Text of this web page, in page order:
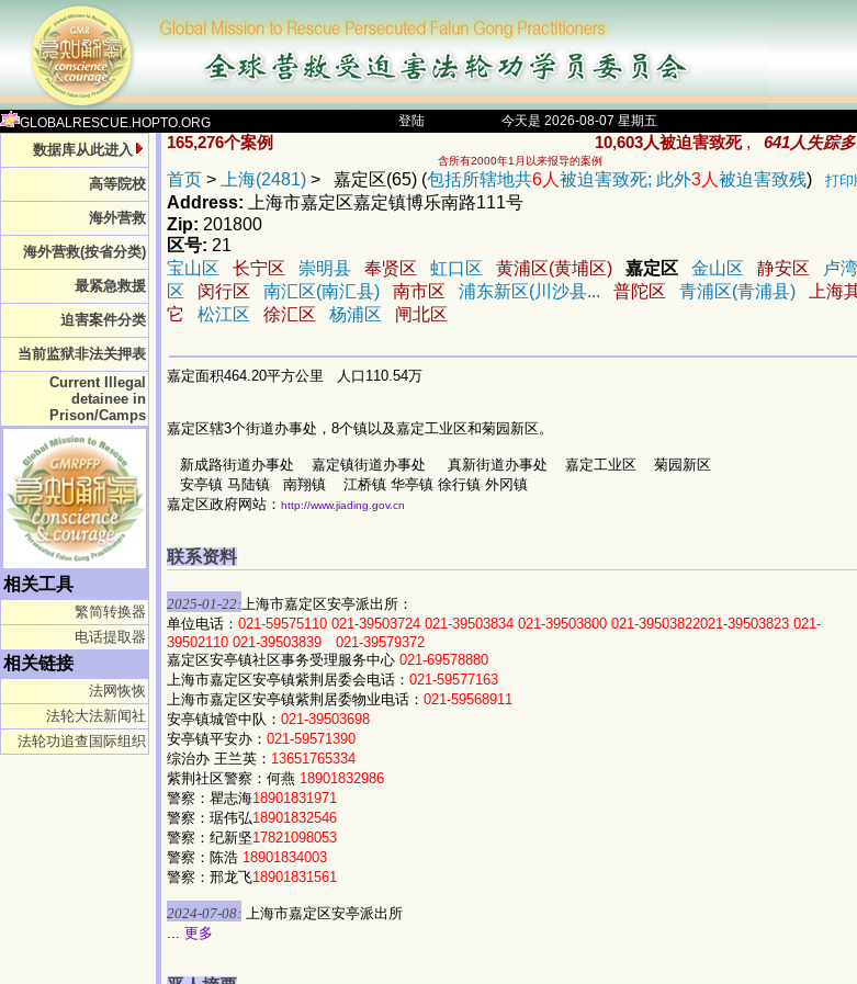
GLOBALRESCUE.HOPTO.ORG 登陆 今天是 2026-08-07 星期五
数据库从此进入
高等院校
海外营救
海外营救(按省分类)
最紧急救援
迫害案件分类
当前监狱非法关押表
Current Illegal
detainee in
Prison/Camps
相关工具
繁简转换器
电话提取器
相关链接
法网恢恢
法轮大法新闻社
法轮功追查国际组织
165,276个案例 10,603人被迫害致死 , 641人失踪
含所有2000年1月以来报导的案例
首页 > 上海(2481) > 嘉定区(65) (包括所辖地共6人 被迫害致死; 此外3人 被迫害致残) 打印
Address:
上海市嘉定区嘉定镇博乐南路111号
Zip: 201800
区号: 21
宝山区
长宁区 崇明县 奉贤区 虹口区 黄浦区(黄埔区) 嘉定区 金山区 静安区
卢湾
区
闵行区 南汇区(南汇县) 南市区 浦东新区(川沙县... 普陀区 青浦区(青浦县)
上海
它
松江区 徐汇区 杨浦区 闸北区
嘉定面积464.20平方公里 人口110.54万
嘉定区辖3个街道办事处，8个镇以及嘉定工业区和菊园新区。
新成路街道办事处 嘉定镇街道办事处 真新街道办事处 嘉定工业区 菊园新区
安亭镇 马陆镇 南翔镇 江桥镇 华亭镇 徐行镇 外冈镇
嘉定区政府网站： http://www.jiading.gov.cn
联系资料
2025-01-22: 上海市嘉定区安亭派出所：
单位电话： 021-59575110 021-39503724 021-39503834 021-39503800 021-39503822021-39503823 021-
39502110 021-39503839
021-39579372
嘉定区安亭镇社区事务受理服务中心 021-69578880
上海市嘉定区安亭镇紫荆居委会电话： 021-59577163
上海市嘉定区安亭镇紫荆居委物业电话： 021-59568911
安亭镇城管中队： 021-39503698
安亭镇平安办： 021-59571390
综治办 王兰英： 13651765334
紫荆社区警察：何燕 18901832986
警察：瞿志海18901831971
警察：琚伟弘18901832546
警察：纪新坚17821098053
警察：陈浩 18901834003
警察：邢龙飞18901831561
2024-07-08: 上海市嘉定区安亭派出所
更多